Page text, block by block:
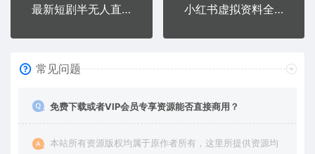
最新短剧半无人直播玩法，多平台开播，日入500+保姆级教程+1339G短剧资源
小红书虚拟资料全新思路玩法，流量巨大，轻松日入300+，小白可操作
常见问题
免费下载或者VIP会员专享资源能否直接商用？
本站所有资源版权均属于原作者所有，这里所提供资源均